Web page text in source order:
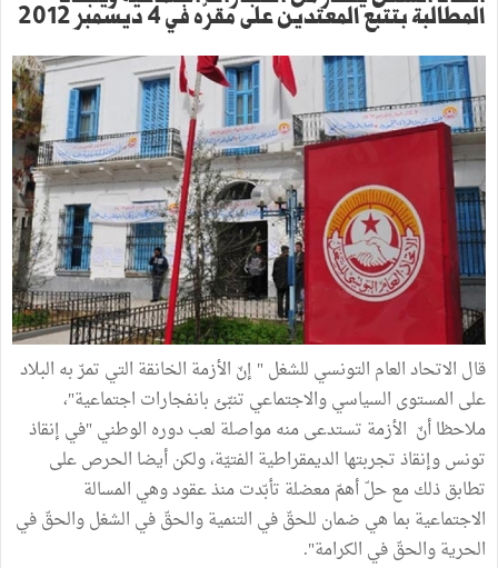
المطالبة بتتبّع المعتدين على مقرّه في 4 ديسمبر 2012
قال الاتحاد العام التونسي للشغل " إنّ الأزمة الخانقة التي تمرّ به البلاد
على المستوى السياسي والاجتماعي تنبّئ بانفجارات اجتماعية"،
ملاحظا أنّ الأزمة تستدعى منه مواصلة لعب دوره الوطني "في إنقاذ
تونس وإنقاذ تجربتها الديمقراطية الفتيّة، ولكن أيضا الحرص على
تطابق ذلك مع حلّ أهمّ معضلة تأبّدت منذ عقود وهي المسالة
الاجتماعية بما هي ضمان للحقّ في التنمية والحقّ في الشغل والحقّ في
الحرية والحقّ في الكرامة".